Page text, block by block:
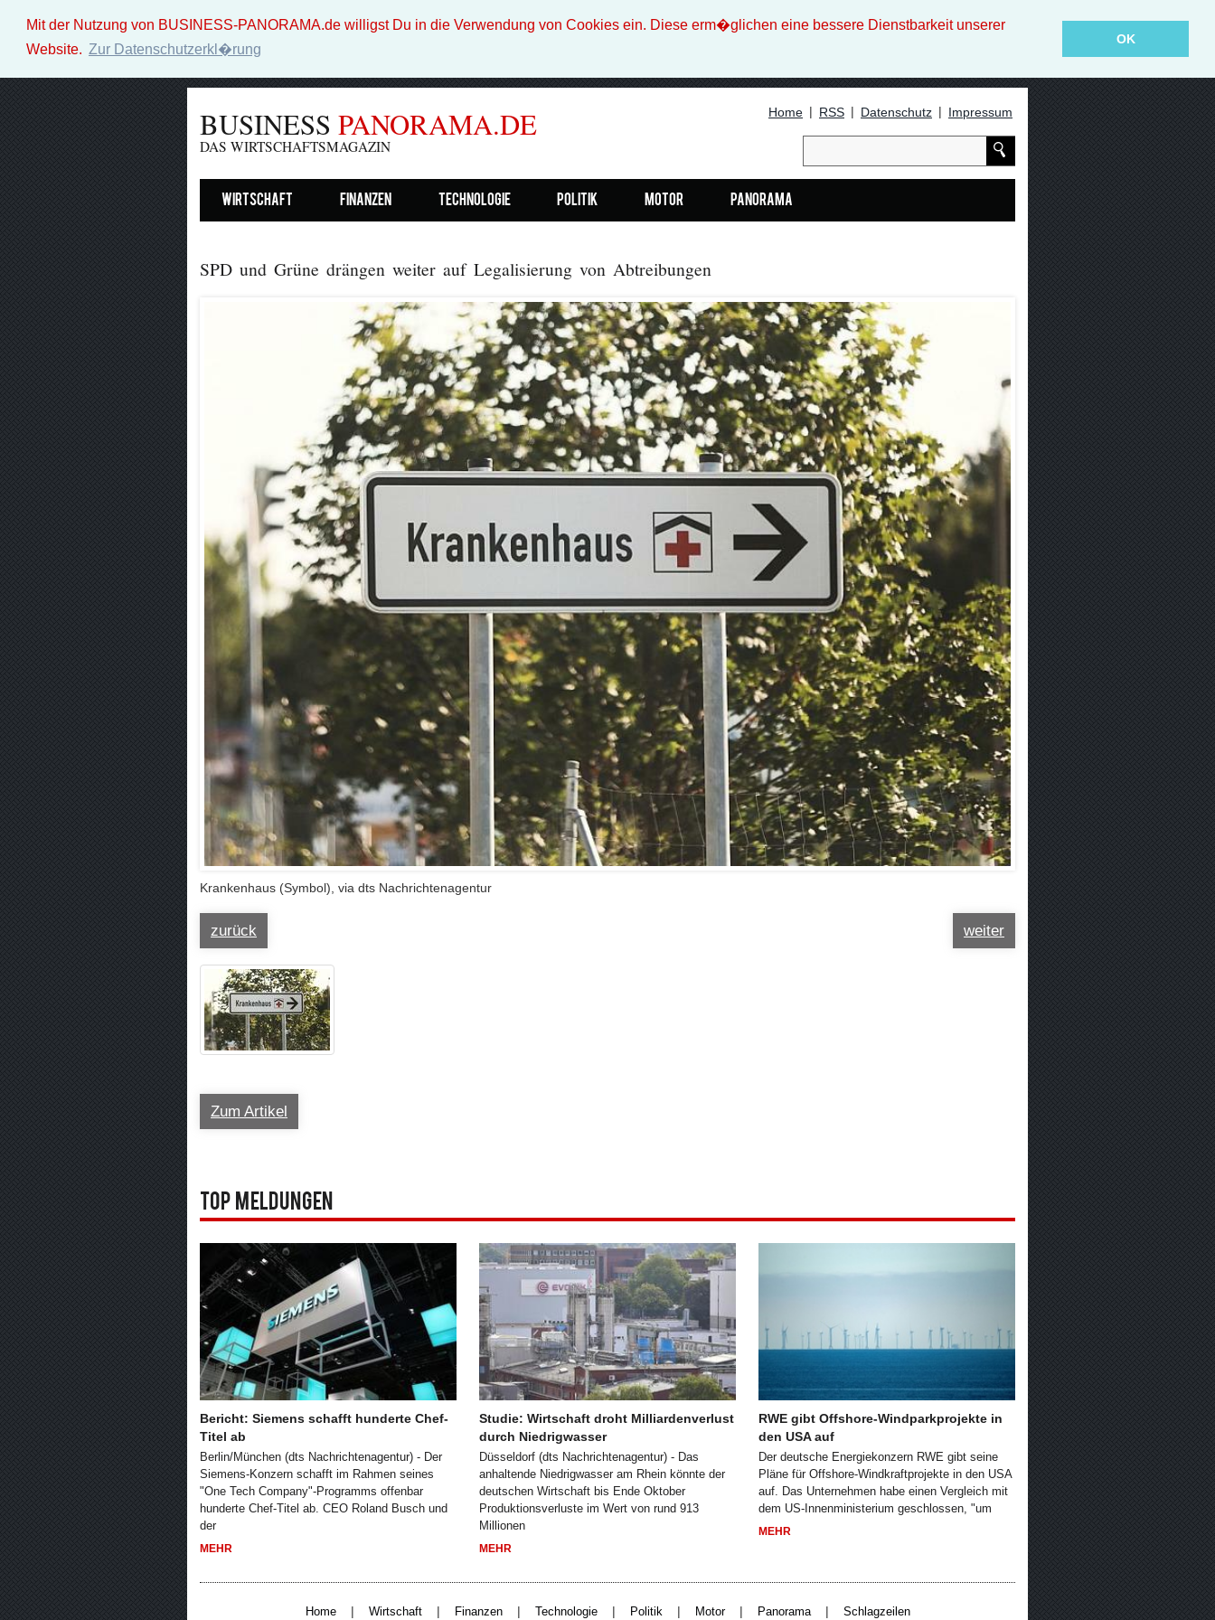
Mit der Nutzung von BUSINESS-PANORAMA.de willigst Du in die Verwendung von Cookies ein. Diese erm�glichen eine bessere Dienstbarkeit unserer
Website. Zur Datenschutzerkl�rung
OK
BUSINESS PANORAMA.DE
DAS WIRTSCHAFTSMAGAZIN
Home | RSS | Datenschutz | Impressum
Wirtschaft Finanzen Technologie Politik Motor Panorama
SPD und Grüne drängen weiter auf Legalisierung von Abtreibungen
Krankenhaus (Symbol), via dts Nachrichtenagentur
zurück weiter
Zum Artikel
Top Meldungen
Bericht: Siemens schafft hunderte Chef-
Titel ab
Berlin/München (dts Nachrichtenagentur) - Der
Siemens-Konzern schafft im Rahmen seines
"One Tech Company"-Programms offenbar
hunderte Chef-Titel ab. CEO Roland Busch und
der
MEHR
Studie: Wirtschaft droht Milliardenverlust
durch Niedrigwasser
Düsseldorf (dts Nachrichtenagentur) - Das
anhaltende Niedrigwasser am Rhein könnte der
deutschen Wirtschaft bis Ende Oktober
Produktionsverluste im Wert von rund 913
Millionen
MEHR
RWE gibt Offshore-Windparkprojekte in
den USA auf
Der deutsche Energiekonzern RWE gibt seine
Pläne für Offshore-Windkraftprojekte in den USA
auf. Das Unternehmen habe einen Vergleich mit
dem US-Innenministerium geschlossen, "um
MEHR
Home | Wirtschaft | Finanzen | Technologie | Politik | Motor | Panorama | Schlagzeilen